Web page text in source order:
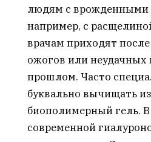
людям с врожденными
например, с
врачам приходят
ожогов или неудачных
прошлом. Часто
буквально вычищать
биополимерный гель.
современной